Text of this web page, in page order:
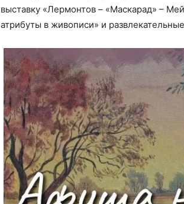
выставку «Лермонтов – «Маскарад» –
атрибуты в живописи» и